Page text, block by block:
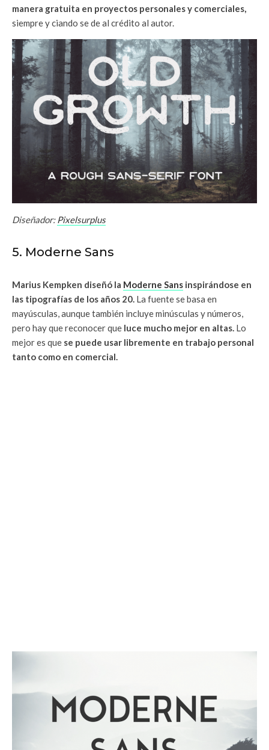
manera gratuita en proyectos personales y comerciales,
siempre y ciando se de al crédito al autor.
Diseñador: Pixelsurplus
5. Moderne Sans
Marius Kempken diseñó la Moderne Sans inspirándose en
las tipografías de los años 20. La fuente se basa en
mayúsculas, aunque también incluye minúsculas y números,
pero hay que reconocer que luce mucho mejor en altas. Lo
mejor es que se puede usar libremente en trabajo personal
tanto como en comercial.